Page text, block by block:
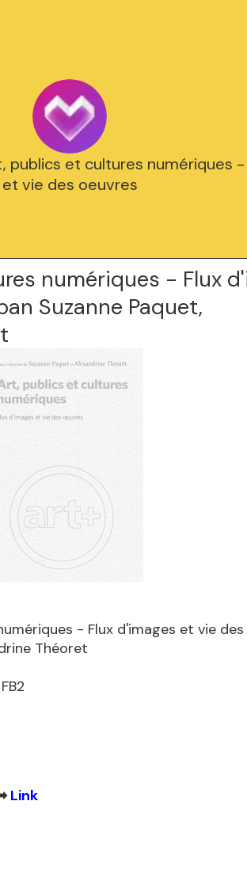
publics et cultures numériques
et vie des oeuvres
numériques - Flux
Suzanne Paquet,
- Flux d'images et vie des
Théoret
Link